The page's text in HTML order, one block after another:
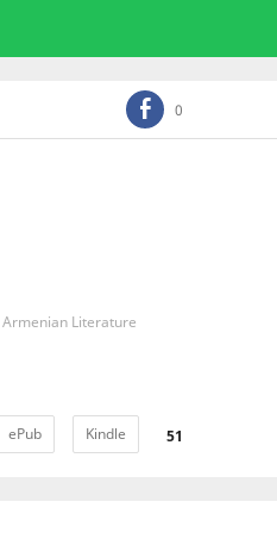
0
Literature
ePub Kindle 51